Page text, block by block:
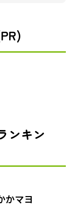
ンキン
かマヨ